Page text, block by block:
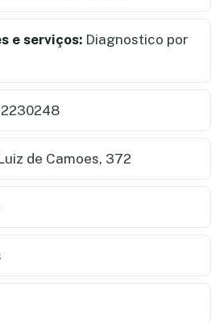
e serviços: Diagnostico por
de Camoes, 372